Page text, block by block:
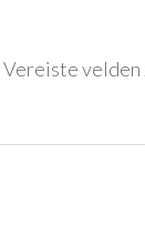
Vereiste velden